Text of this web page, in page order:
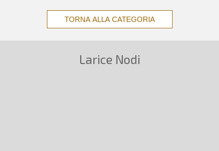
TORNA ALLA CATEGORIA
Larice Nodi